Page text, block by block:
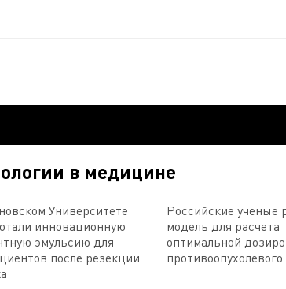
в медицине
Университете
инновационную
эмульсию для
после резекции
Российские ученые
модель для расчета
оптимальной